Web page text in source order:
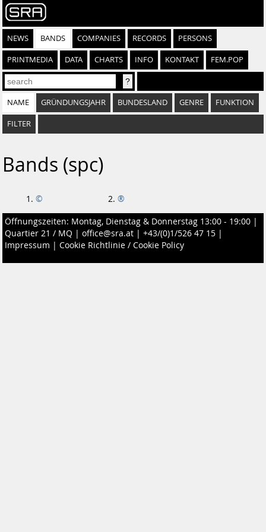
NEWS BANDS COMPANIES RECORDS PERSONS
PRINTMEDIA DATA CHARTS INFO KONTAKT FEM.POP
NAME GRÜNDUNGSJAHR BUNDESLAND GENRE FUNKTION
FILTER
Bands (spc)
© ®
Öffnungszeiten: Montag, Dienstag & Donnerstag 13:00 - 19:00 |
Quartier 21 / MQ | office@sra.at | +43/(0)1/526 47 15 |
Impressum | Cookie Richtlinie / Cookie Policy